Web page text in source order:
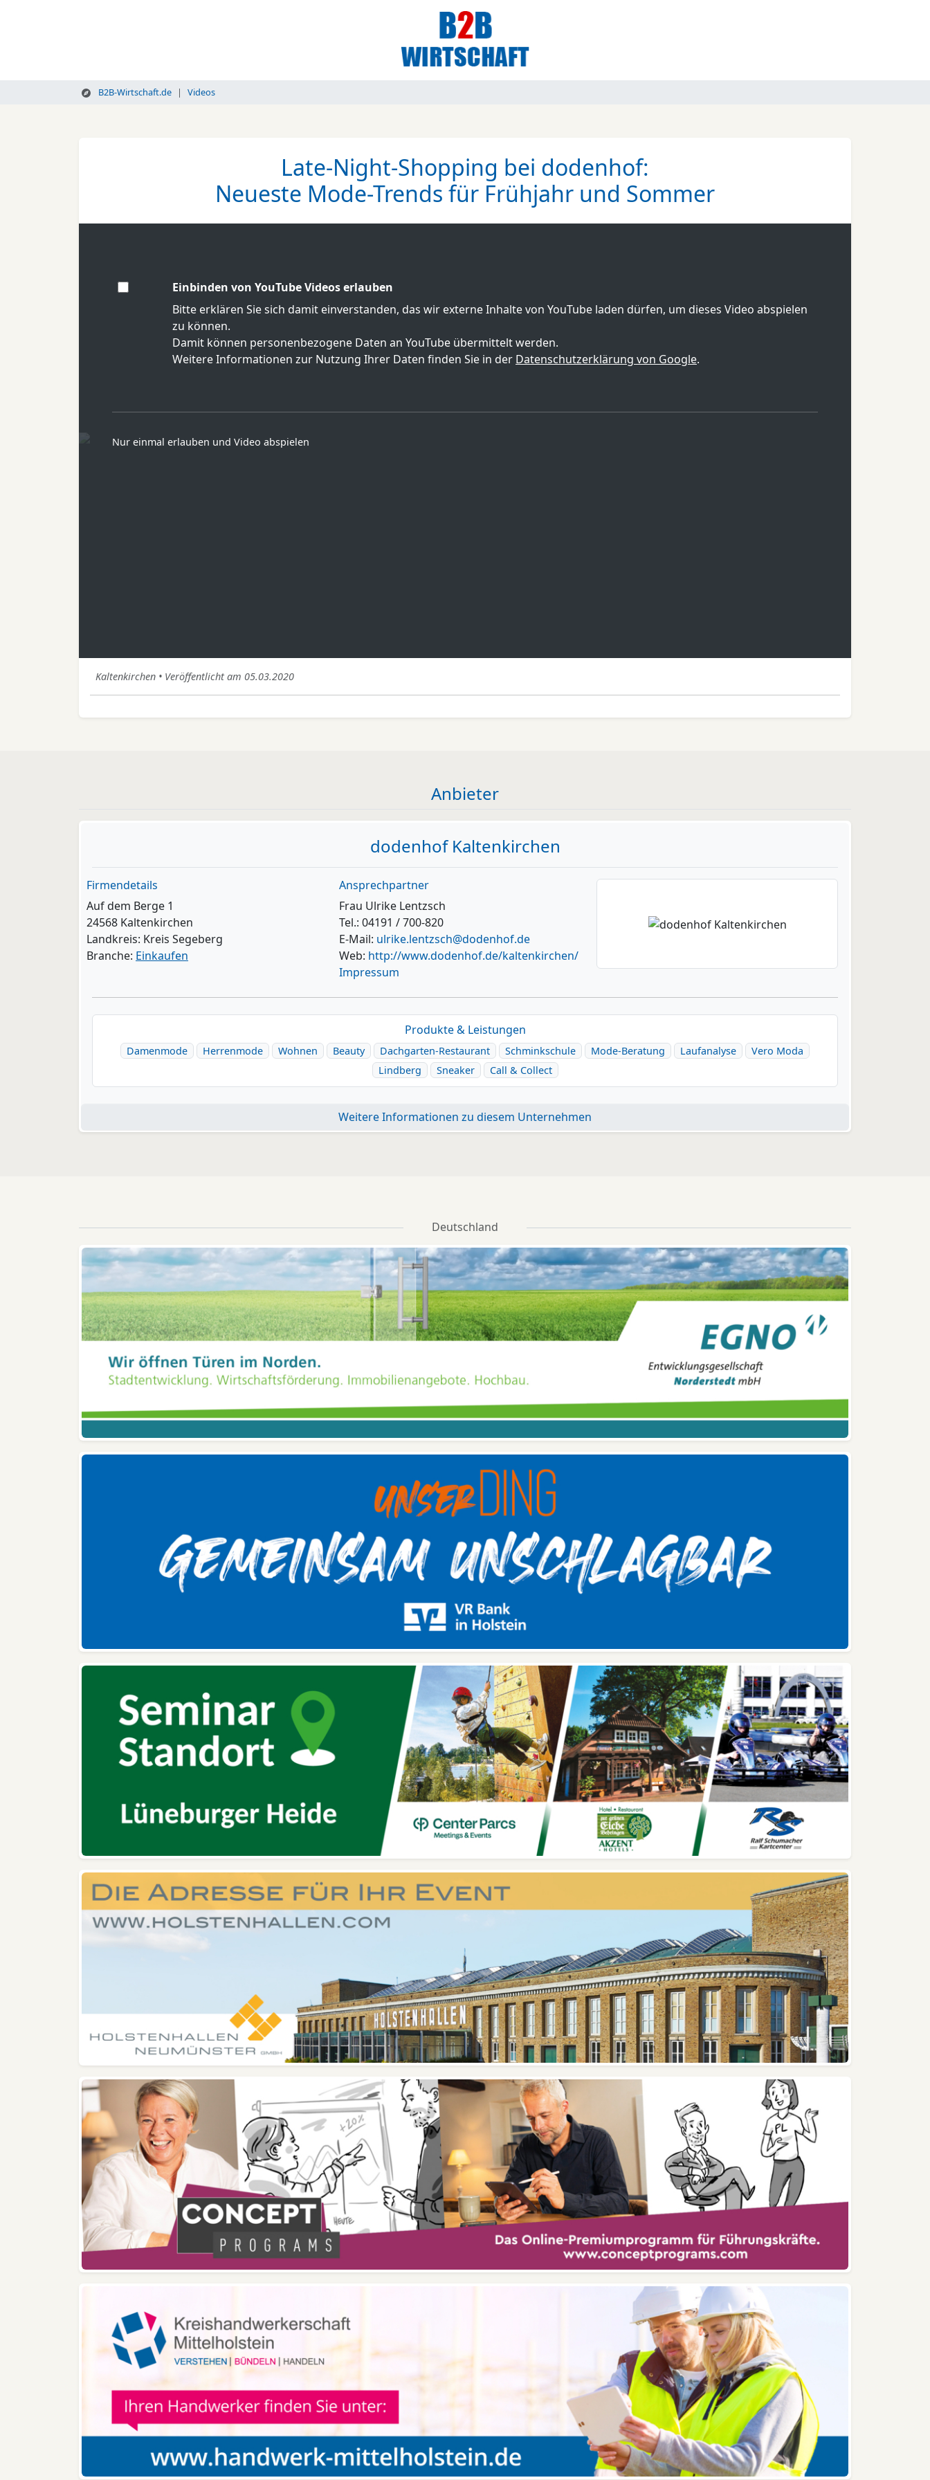
B2B-Wirtschaft.de Videos
Late-Night-Shopping bei dodenhof:
Neueste Mode-Trends für Frühjahr und Sommer
Einbinden von YouTube Videos erlauben
Bitte erklären Sie sich damit einverstanden, das wir externe Inhalte von YouTube laden dürfen, um dieses Video abspielen
zu können.
Damit können personenbezogene Daten an YouTube übermittelt werden.
Weitere Informationen zur Nutzung Ihrer Daten finden Sie in der Datenschutzerklärung von Google.
Nur einmal erlauben und Video abspielen
Kaltenkirchen • Veröffentlicht am 05.03.2020
Anbieter
dodenhof Kaltenkirchen
Firmendetails
Auf dem Berge 1
24568 Kaltenkirchen
Landkreis: Kreis Segeberg
Branche: Einkaufen
Ansprechpartner
Frau Ulrike Lentzsch
Tel.: 04191 / 700-820
E-Mail: ulrike.lentzsch@dodenhof.de
Web: http://www.dodenhof.de/kaltenkirchen/
Impressum
Produkte & Leistungen
Damenmode Herrenmode Wohnen Beauty Dachgarten-Restaurant Schminkschule Mode-Beratung Laufanalyse
Vero Moda
Lindberg
Sneaker Call & Collect
Weitere Informationen zu diesem Unternehmen
Deutschland